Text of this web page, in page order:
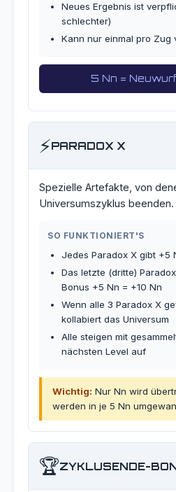
Neues Ergebnis ist
schlechter)
Kann nur einmal pro Zug
5 Nn =
⚡PARADOX X
Spezielle Artefakte, von
Universumszyklus beenden.
SO FUNKTIONIERT'S
Jedes Paradox X gibt +5
Das letzte (dritte)
Bonus +5 Nn = +10 Nn
Wenn alle 3 Paradox X
kollabiert das Universum
Alle steigen mit
nächsten Level auf
Wichtig: Nur Nn wird
werden in je 5 Nn
🏆ZYKLUSENDE-